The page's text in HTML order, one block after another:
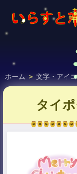
ホーム > 文字・アイ
タイ